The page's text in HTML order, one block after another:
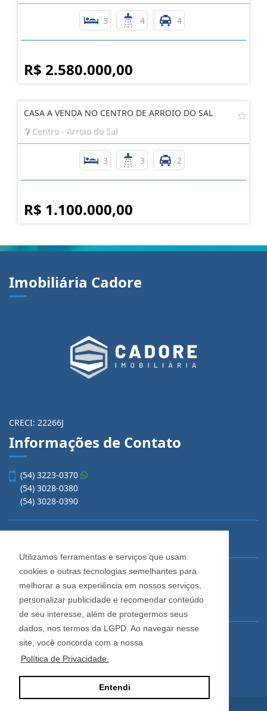
Utilizamos ferramentas e serviços que usam
cookies e outras tecnologias semelhantes para
melhorar a sua experiência em nossos serviços,
personalizar publicidade e recomendar conteúdo
de seu interesse, além de protegermos seus
dados, nos termos da LGPD. Ao navegar nesse
site, você concorda com a nossa
Política de Privacidade.
Entendi
3 4 4
R$ 2.580.000,00
CASA A VENDA NO CENTRO DE ARROIO DO SAL
Centro - Arroio do Sal
3 3 2
R$ 1.100.000,00
Imobiliária Cadore
CRECI: 22266J
Informações de Contato
(54) 3223-0370
(54) 3028-0380
(54) 3028-0390
Imobiliária Cadore
Rua Os Dezoito do Forte, 1622, Centro
Caxias do Sul - Rio Grande do Sul
Horário de Atendimento
De segunda a sexta-feira
Das 08:30 às 12:00 e das 13:30 às 18:00